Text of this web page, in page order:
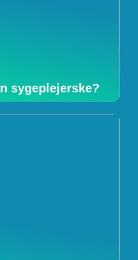
sygeplejerske?